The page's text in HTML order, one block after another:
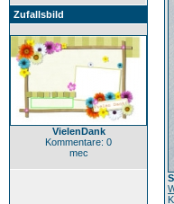
Zufallsbild
VielenDank
Kommentare: 0
mec